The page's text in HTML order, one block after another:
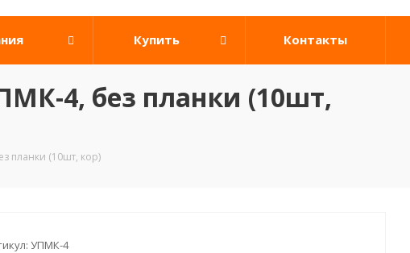
Купить Контакты
4, без планки (10шт,
планки (10шт, кор)
УПМК-4